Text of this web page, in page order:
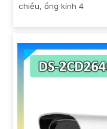
chiều, ống kính 4